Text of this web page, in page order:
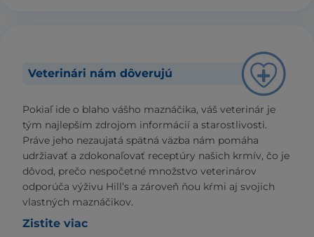
Veterinári nám dôverujú
Pokiaľ ide o blaho vášho maznáčika, váš veterinár je
tým najlepším zdrojom informácií a starostlivosti.
Práve jeho nezaujatá spätná väzba nám pomáha
udržiavať a zdokonaľovať receptúry našich krmív, čo je
dôvod, prečo nespočetné množstvo veterinárov
odporúča výživu Hill’s a zároveň ňou kŕmi aj svojich
vlastných maznáčikov.
Zistite viac